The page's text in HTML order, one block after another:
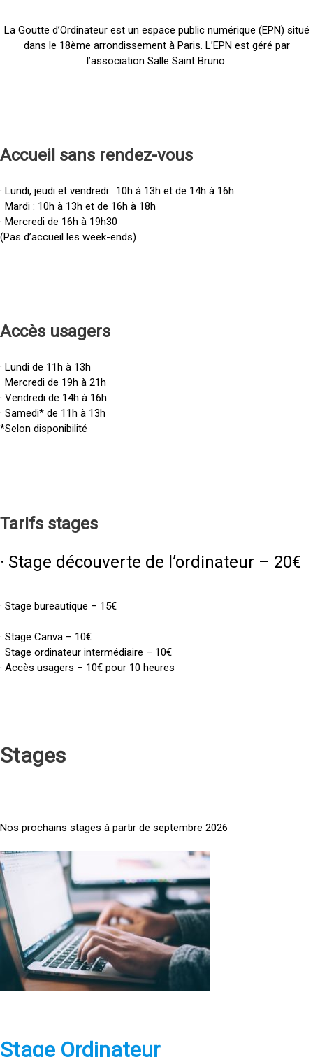
La Goutte d’Ordinateur est un espace public numérique (EPN) situé
dans le 18ème arrondissement à Paris. L’EPN est géré par
l’association Salle Saint Bruno.
Accueil sans rendez-vous
· Lundi, jeudi et vendredi : 10h à 13h et de 14h à 16h
· Mardi : 10h à 13h et de 16h à 18h
· Mercredi de 16h à 19h30
(Pas d’accueil les week-ends)
Accès usagers
· Lundi de 11h à 13h
· Mercredi de 19h à 21h
· Vendredi de 14h à 16h
· Samedi* de 11h à 13h
*Selon disponibilité
Tarifs stages
· Stage découverte de l’ordinateur – 20€
· Stage bureautique – 15€
· Stage Canva – 10€
· Stage ordinateur intermédiaire – 10€
· Accès usagers – 10€ pour 10 heures
Stages
Nos prochains stages à partir de septembre 2026
<
a
h
e
f
pStage Ordinateur